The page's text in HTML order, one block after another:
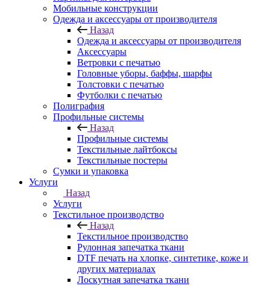
Мобильные конструкции
Одежда и аксессуары от производителя
Назад
Одежда и аксессуары от производителя
Аксессуары
Ветровки с печатью
Головные уборы, баффы, шарфы
Толстовки с печатью
Футболки с печатью
Полиграфия
Профильные системы
Назад
Профильные системы
Текстильные лайтбоксы
Текстильные постеры
Сумки и упаковка
Услуги
Назад
Услуги
Текстильное производство
Назад
Текстильное производство
Рулонная запечатка ткани
DTF печать на хлопке, синтетике, коже и
других материалах
Лоскутная запечатка ткани